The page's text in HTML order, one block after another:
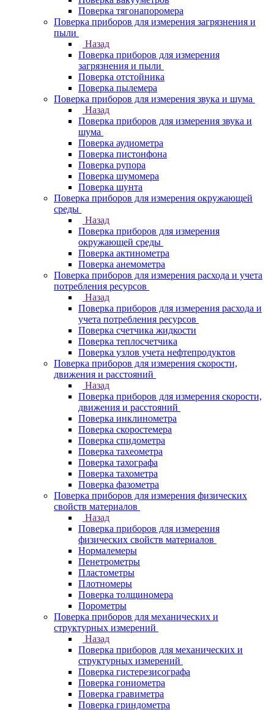
Поверка тягонапоромера
Поверка приборов для измерения загрязнения и
пыли
Назад
Поверка приборов для измерения
загрязнения и пыли
Поверка отстойника
Поверка пылемера
Поверка приборов для измерения звука и шума
Назад
Поверка приборов для измерения звука и
шума
Поверка аудиометра
Поверка пистонфона
Поверка рупора
Поверка шумомера
Поверка шунта
Поверка приборов для измерения окружающей
среды
Назад
Поверка приборов для измерения
окружающей среды
Поверка актинометра
Поверка анемометра
Поверка приборов для измерения расхода и учета
потребления ресурсов
Назад
Поверка приборов для измерения расхода и
учета потребления ресурсов
Поверка счетчика жидкости
Поверка теплосчетчика
Поверка узлов учета нефтепродуктов
Поверка приборов для измерения скорости,
движения и расстояний
Назад
Поверка приборов для измерения скорости,
движения и расстояний
Поверка инклинометра
Поверка скоростемера
Поверка спидометра
Поверка тахеометра
Поверка тахографа
Поверка тахометра
Поверка фазометра
Поверка приборов для измерения физических
свойств материалов
Назад
Поверка приборов для измерения
физических свойств материалов
Нормалемеры
Пенетрометры
Пластометры
Плотномеры
Поверка толщиномера
Порометры
Поверка приборов для механических и
структурных измерений
Назад
Поверка приборов для механических и
структурных измерений
Поверка гистерезисографа
Поверка гониометра
Поверка гравиметра
Поверка гриндометра